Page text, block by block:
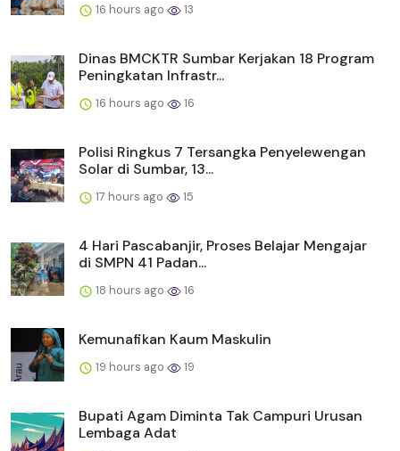
16 hours ago 13
Dinas BMCKTR Sumbar Kerjakan 18 Program
Peningkatan Infrastr...
16 hours ago 16
Polisi Ringkus 7 Tersangka Penyelewengan
Solar di Sumbar, 13...
17 hours ago 15
4 Hari Pascabanjir, Proses Belajar Mengajar
di SMPN 41 Padan...
18 hours ago 16
Kemunafikan Kaum Maskulin
19 hours ago 19
Bupati Agam Diminta Tak Campuri Urusan
Lembaga Adat